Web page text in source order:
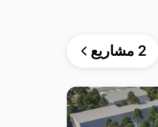
2 مشاريع